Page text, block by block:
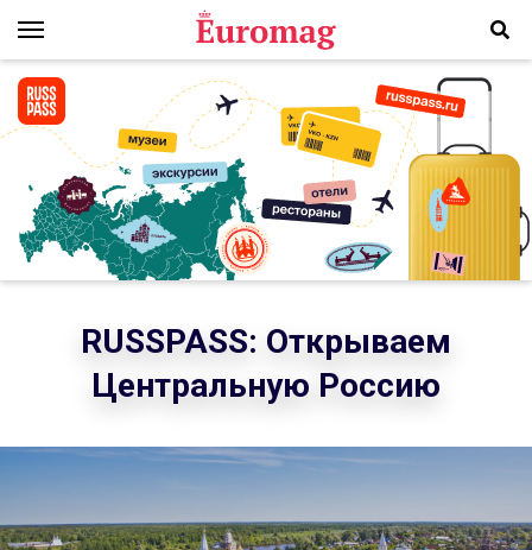
RUSSPASS: Открываем
Центральную Россию